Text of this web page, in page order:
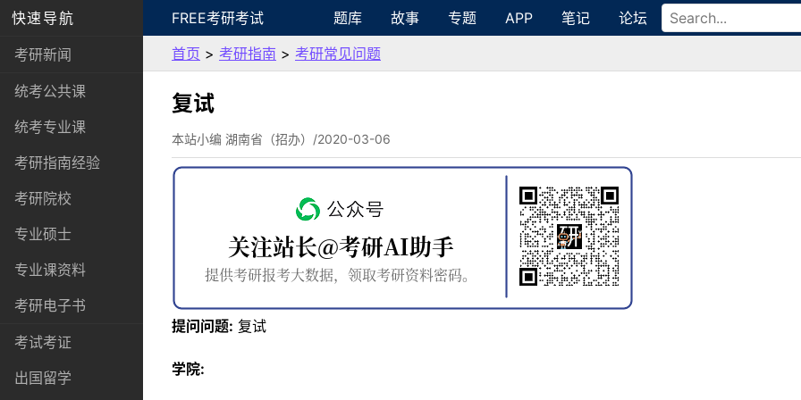
快速导航
考研新闻
统考公共课
统考专业课
考研指南经验
考研院校
专业硕士
专业课资料
考研电子书
考试考证
出国留学
FREE考研考试 题库 故事 专题 APP 笔记 论坛
首页 > 考研指南 > 考研常见问题
复试
本站小编 湖南省（招办）/2020-03-06
提问问题: 复试
学院: